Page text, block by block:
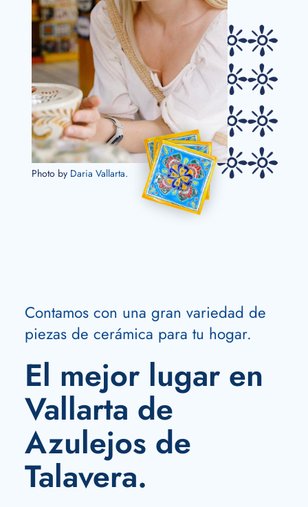
Contamos con una gran variedad de
piezas de cerámica para tu hogar.
El mejor lugar en
Vallarta de
Azulejos de
Talavera.
Photo by Daria Vallarta.